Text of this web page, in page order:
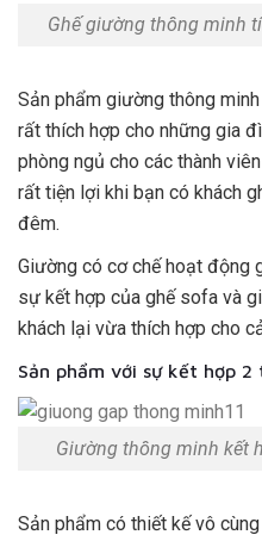
Ghế giường thông minh
Sản phẩm giường thông
rất thích hợp cho những gia
phòng ngủ cho các thành
rất tiện lợi khi bạn có khách
đêm.
Giường có cơ chế hoạt động
sự kết hợp của ghế sofa và
khách lại vừa thích hợp cho
Sản phẩm với sự kết hợp
Giường thông minh kết
Sản phẩm có thiết kế vô